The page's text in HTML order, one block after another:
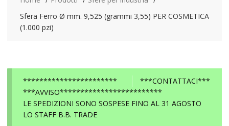
Sfera Ferro Ø mm. 9,525 (grammi 3,55) PER COSMETICA
(1.000 pzi)
***CONTATTACI***
***********************
***AVVISO*************************
LE SPEDIZIONI SONO SOSPESE FINO AL 31 AGOSTO
LO STAFF B.B. TRADE